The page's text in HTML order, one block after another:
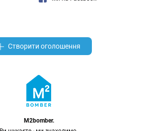
Створити оголошення
M2bomber.